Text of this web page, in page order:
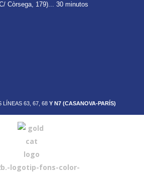
Còrsega, 179)... 30 minutos
LÍNEAS 63, 67, 68 Y N7 (CASANOVA-PARÍS)